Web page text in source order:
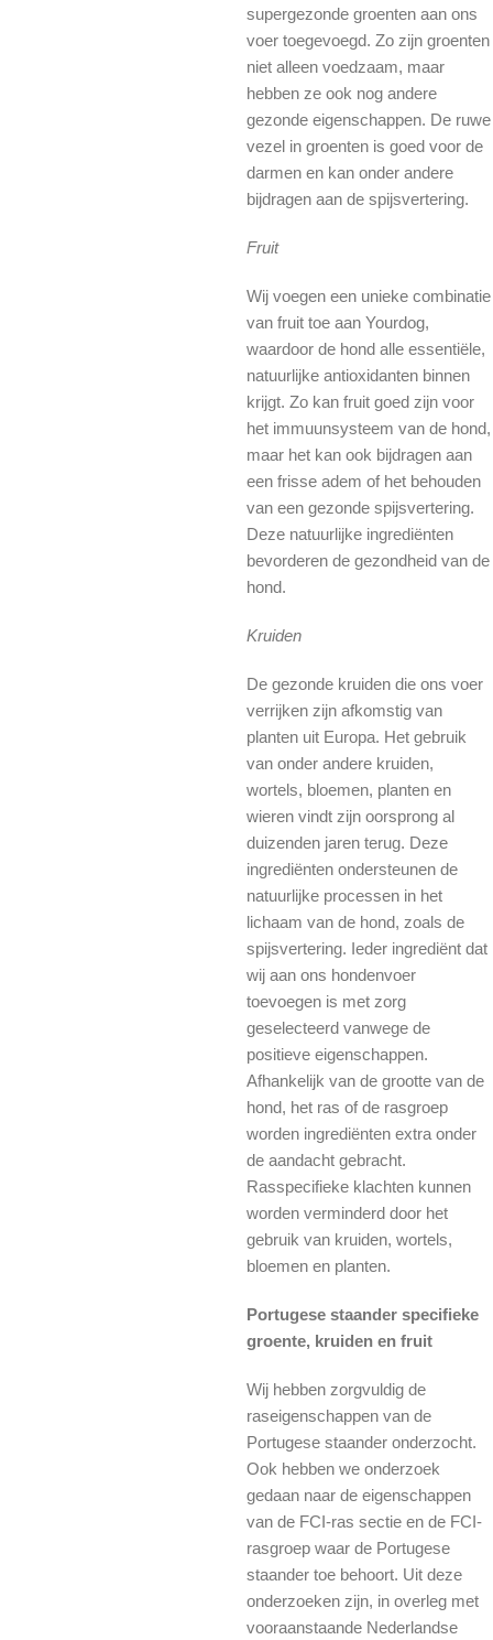
supergezonde groenten aan ons
voer toegevoegd. Zo zijn groenten
niet alleen voedzaam, maar
hebben ze ook nog andere
gezonde eigenschappen. De ruwe
vezel in groenten is goed voor de
darmen en kan onder andere
bijdragen aan de spijsvertering.
Fruit
Wij voegen een unieke combinatie
van fruit toe aan Yourdog,
waardoor de hond alle essentiële,
natuurlijke antioxidanten binnen
krijgt. Zo kan fruit goed zijn voor
het immuunsysteem van de hond,
maar het kan ook bijdragen aan
een frisse adem of het behouden
van een gezonde spijsvertering.
Deze natuurlijke ingrediënten
bevorderen de gezondheid van de
hond.
Kruiden
De gezonde kruiden die ons voer
verrijken zijn afkomstig van
planten uit Europa. Het gebruik
van onder andere kruiden,
wortels, bloemen, planten en
wieren vindt zijn oorsprong al
duizenden jaren terug. Deze
ingrediënten ondersteunen de
natuurlijke processen in het
lichaam van de hond, zoals de
spijsvertering. Ieder ingrediënt dat
wij aan ons hondenvoer
toevoegen is met zorg
geselecteerd vanwege de
positieve eigenschappen.
Afhankelijk van de grootte van de
hond, het ras of de rasgroep
worden ingrediënten extra onder
de aandacht gebracht.
Rasspecifieke klachten kunnen
worden verminderd door het
gebruik van kruiden, wortels,
bloemen en planten.
Portugese staander specifieke
groente, kruiden en fruit
Wij hebben zorgvuldig de
raseigenschappen van de
Portugese staander onderzocht.
Ook hebben we onderzoek
gedaan naar de eigenschappen
van de FCI-ras sectie en de FCI-
rasgroep waar de Portugese
staander toe behoort. Uit deze
onderzoeken zijn, in overleg met
vooraanstaande Nederlandse